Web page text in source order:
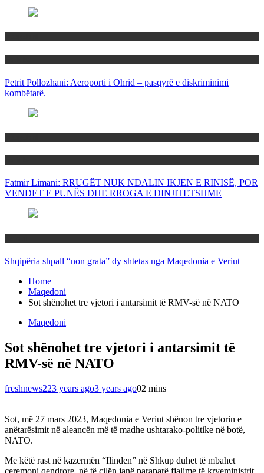
Petrit Pollozhani: Aeroporti i Ohrid – pasqyrë e diskriminimi
kombëtarë.
Fatmir Limani: RRUGËT NUK NDALIN IKJEN E RINISË, POR
VENDET E PUNËS DHE RROGA E DINJITETSHME
Shqipëria shpall “non grata” dy shtetas nga Maqedonia e Veriut
Home
Maqedoni
Sot shënohet tre vjetori i antarsimit të RMV-së në NATO
Maqedoni
Sot shënohet tre vjetori i antarsimit të
RMV-së në NATO
freshnews223 years ago3 years ago02 mins
Sot, më 27 mars 2023, Maqedonia e Veriut shënon tre vjetorin e
anëtarësimit në aleancën më të madhe ushtarako-politike në botë,
NATO.
Me këtë rast në kazermën “Ilinden” në Shkup duhet të mbahet
ceremoni qendrore, në të cilën janë paraparë fjalime të kryeministrit